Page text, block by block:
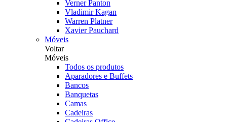
Verner Panton
Vladimir Kagan
Warren Platner
Xavier Pauchard
Móveis
Voltar
Móveis
Todos os produtos
Aparadores e Buffets
Bancos
Banquetas
Camas
Cadeiras